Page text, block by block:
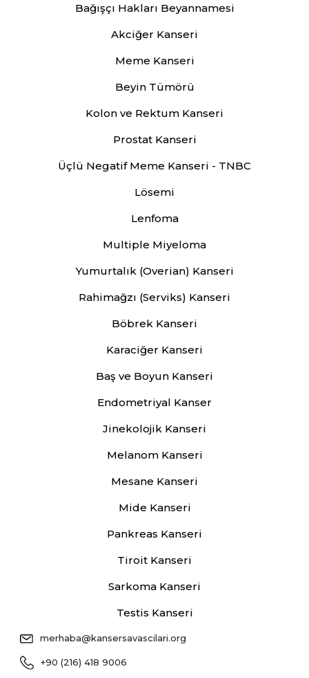
Bağışçı Hakları Beyannamesi
Akciğer Kanseri
Meme Kanseri
Beyin Tümörü
Kolon ve Rektum Kanseri
Prostat Kanseri
Üçlü Negatif Meme Kanseri - TNBC
Lösemi
Lenfoma
Multiple Miyeloma
Yumurtalık (Overian) Kanseri
Rahimağzı (Serviks) Kanseri
Böbrek Kanseri
Karaciğer Kanseri
Baş ve Boyun Kanseri
Endometriyal Kanser
Jinekolojik Kanseri
Melanom Kanseri
Mesane Kanseri
Mide Kanseri
Pankreas Kanseri
Tiroit Kanseri
Sarkoma Kanseri
Testis Kanseri
merhaba@kansersavascilari.org
+90 (216) 418 9006